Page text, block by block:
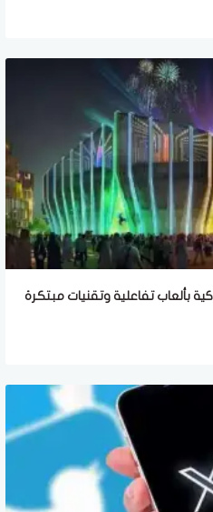
بألعاب تفاعلية وتقنيات مبتكرة